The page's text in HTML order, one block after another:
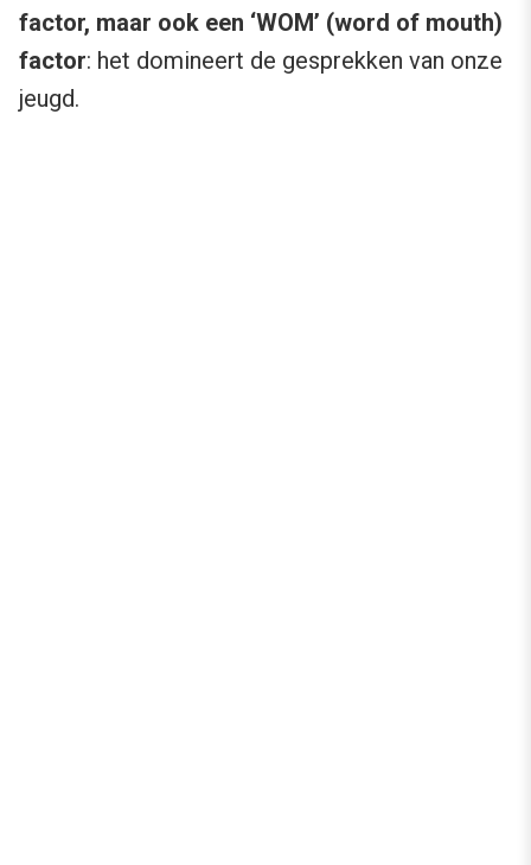
factor, maar ook een ‘WOM’ (word of mouth)
factor: het domineert de gesprekken van onze
jeugd.